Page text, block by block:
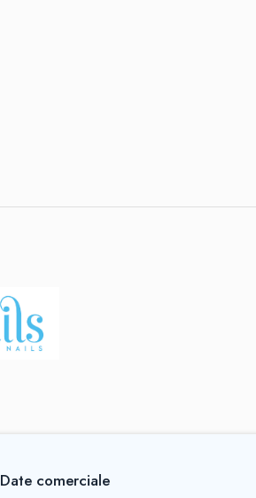
Date comerciale